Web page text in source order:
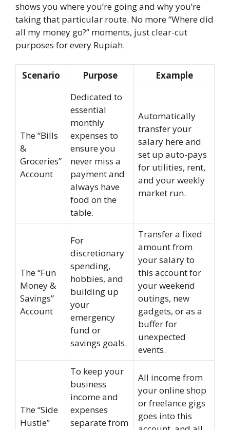
shows you where you’re going and why you’re
taking that particular route. No more “Where did
all my money go?” moments, just clear-cut
purposes for every Rupiah.
Scenario Purpose Example
The “Bills
&
Groceries”
Account
Dedicated to
essential
monthly
expenses to
ensure you
never miss a
payment and
always have
food on the
table.
Automatically
transfer your
salary here and
set up auto-pays
for utilities, rent,
and your weekly
market run.
The “Fun
Money &
Savings”
Account
For
discretionary
spending,
hobbies, and
building up
your
emergency
fund or
savings goals.
Transfer a fixed
amount from
your salary to
this account for
your weekend
outings, new
gadgets, or as a
buffer for
unexpected
events.
The “Side
Hustle”
To keep your
business
income and
expenses
separate from
All income from
your online shop
or freelance gigs
goes into this